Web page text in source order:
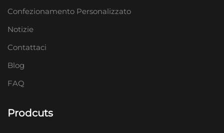
Confezionamento Personalizzato
Notizie
Contattaci
Blog
FAQ
Prodcuts